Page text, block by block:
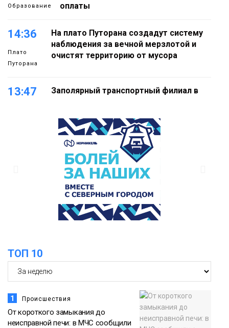
Образование
оплаты
14:36
Плато
Путорана
На плато Путорана создадут систему
наблюдения за вечной мерзлотой и
очистят территорию от мусора
13:47
Заполярный транспортный филиал в
В Норильске лыжную базу «Оль-Гуль»
закрыли из-за появления медведя
Барнаул обошёл Красноярск в
списке городов, откуда приехали
норильчане
ТОП 10
1 Происшествия
От короткого замыкания до
неисправной печи: в МЧС сообщили